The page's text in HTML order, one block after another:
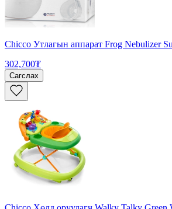
Chicco Утлагын аппарат Frog Nebulizer
302,700₮
Сагслах